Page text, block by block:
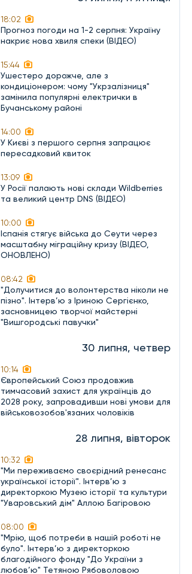
18:02
Прогноз погоди на 1-2 серпня: Україну
накриє нова хвиля спеки (ВІДЕО)
15:44
Ушестеро дорожче, але з
кондиціонером: чому "Укрзалізниця"
замінила популярні електрички в
Бучанському районі
14:00
У Києві з першого серпня запрацює
пересадковий квиток
13:09
У Росії палають нові склади Wildberries
та великий центр DNS (ВІДЕО)
10:00
Іспанія стягує війська до Сеути через
масштабну міграційну кризу (ВІДЕО,
ОНОВЛЕНО)
08:42
"Долучитися до волонтерства ніколи не
пізно". Інтерв’ю з Іриною Сергієнко,
засновницею творчої майстерні
"Вишгородські павучки"
30 липня, четвер
10:14
Європейський Союз продовжив
тимчасовий захист для українців до
2028 року, запровадивши нові умови для
військовозобов'язаних чоловіків
28 липня, вівторок
10:32
"Ми переживаємо своєрідний ренесанс
української історії". Інтерв’ю з
директоркою Музею історії та культури
"Уваровський дім" Аллою Багіровою
08:00
"Мрію, щоб потреби в нашій роботі не
було". Інтерв’ю з директоркою
благодійного фонду "До України з
любов’ю" Тетяною Рябоволовою